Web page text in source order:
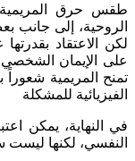
طقس حرق المريمية
الروحية، إلى جانب
لكن الاعتقاد
على الإيمان الشخصي
تمنح المريمية شعوراً
الفيزيائية للمشكلة
في النهاية، يمكن
النفسي، لكنها ليست